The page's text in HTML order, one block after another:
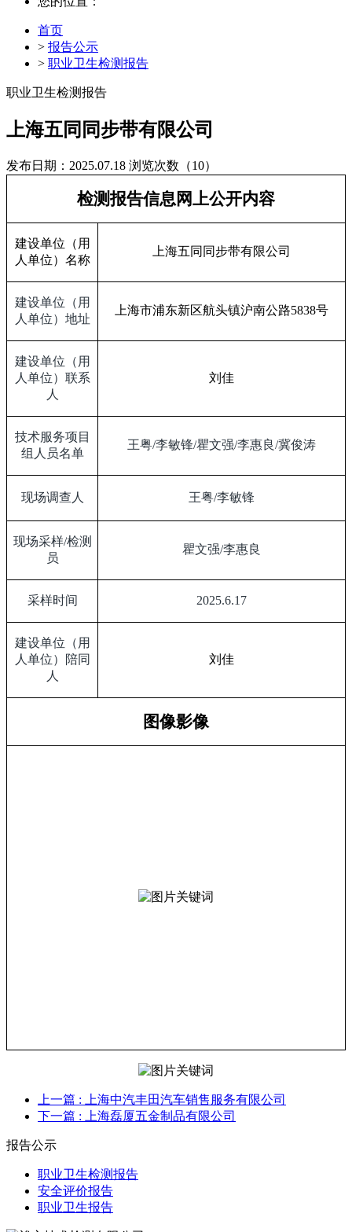
首页
> 报告公示
> 职业卫生检测报告
职业卫生检测报告
上海五同同步带有限公司
发布日期：2025.07.18 浏览次数（10）
检测报告信息网上公开内容
建设单位（用
人单位）名称
上海五同同步带有限公司
建设单位（用
人单位）地址
上海市浦东新区航头镇沪南公路5838号
建设单位（用
人单位）联系
人
刘佳
技术服务项目
组人员名单
王粤/李敏锋/瞿文强/李惠良/冀俊涛
现场调查人 王粤/李敏锋
现场采样/检测
员
瞿文强/李惠良
采样时间 2025.6.17
建设单位（用
人单位）陪同
人
刘佳
图像影像
上一篇 : 上海中汽丰田汽车销售服务有限公司
下一篇 : 上海磊厦五金制品有限公司
报告公示
职业卫生检测报告
安全评价报告
职业卫生报告